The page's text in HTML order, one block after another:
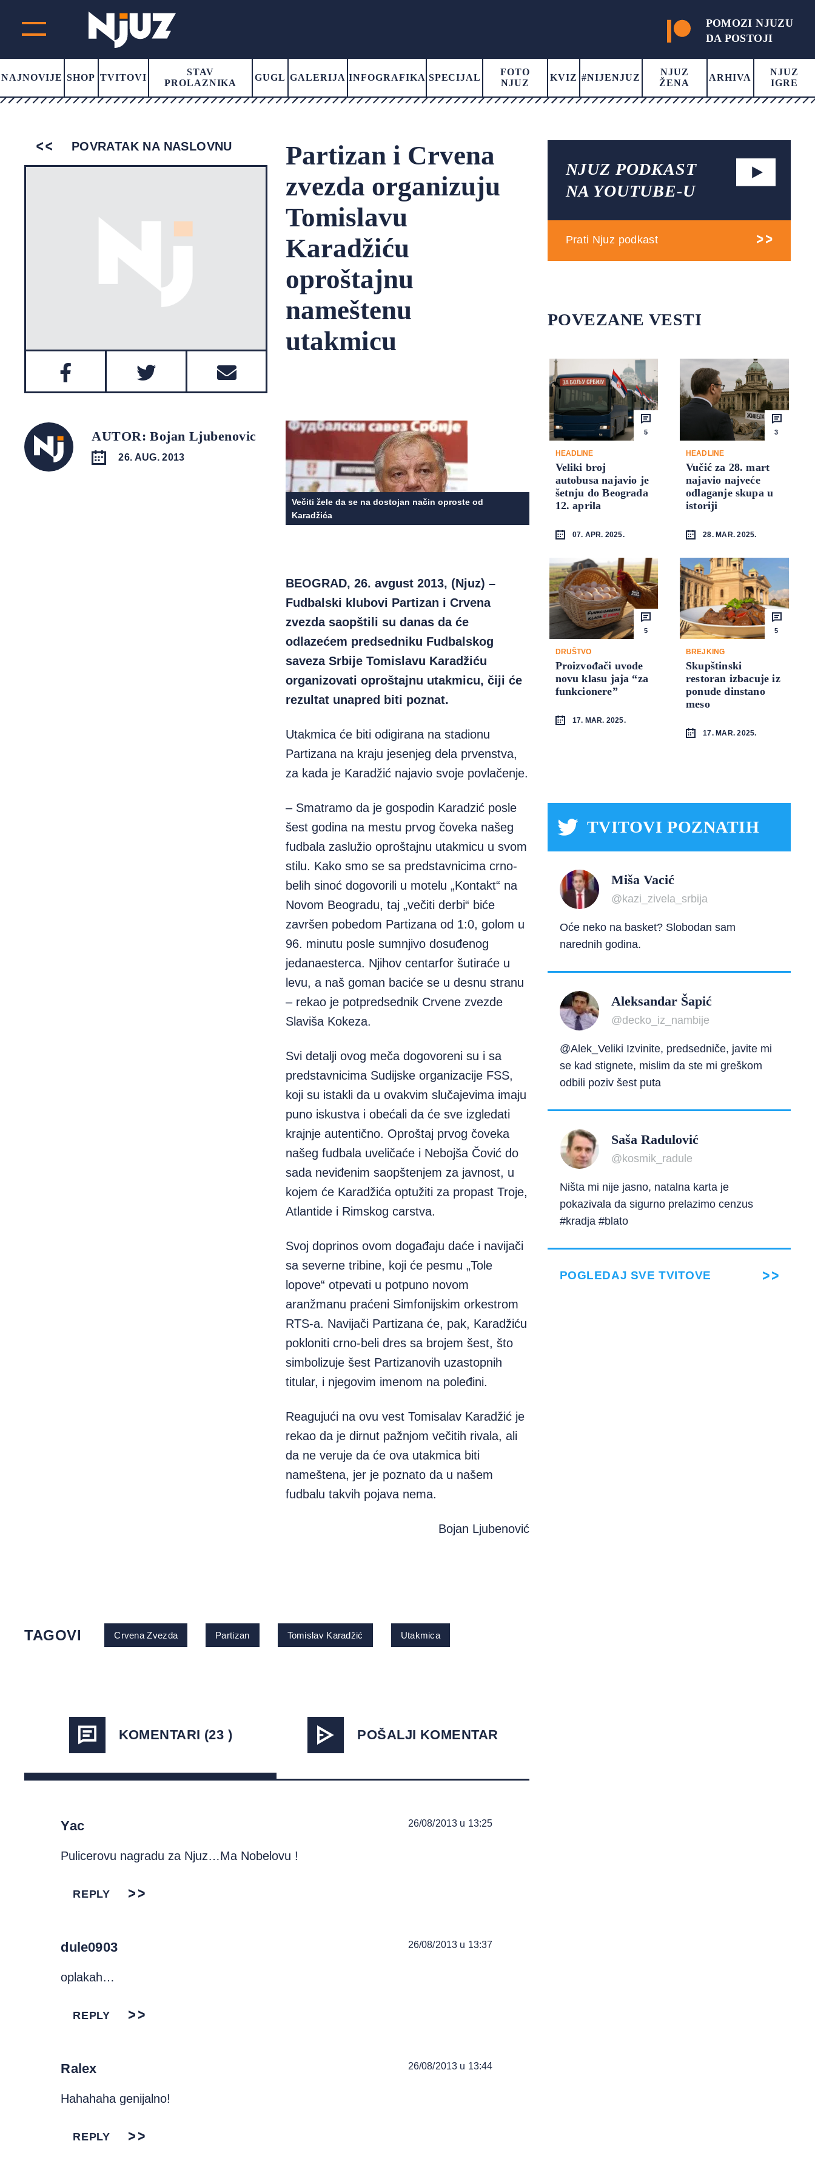
POMOZI NJUZU
DA POSTOJI
NAJNOVIJE SHOP TVITOVI
STAV
PROLAZNIKA
GUGL GALERIJA INFOGRAFIKA SPECIJAL
FOTO
NJUZ
KVIZ #NIJENJUZ
NJUZ
ŽENA
ARHIVA
NJUZ
IGRE
POVRATAK NA NASLOVNU
AUTOR: Bojan Ljubenovic
26. AUG. 2013
Partizan i Crvena
zvezda organizuju
Tomislavu
Karadžiću
oproštajnu
nameštenu
utakmicu
Večiti žele da se na dostojan način oproste od
Karadžića
BEOGRAD, 26. avgust 2013, (Njuz) –
Fudbalski klubovi Partizan i Crvena
zvezda saopštili su danas da će
odlazećem predsedniku Fudbalskog
saveza Srbije Tomislavu Karadžiću
organizovati oproštajnu utakmicu, čiji će
rezultat unapred biti poznat.
Utakmica će biti odigirana na stadionu
Partizana na kraju jesenjeg dela prvenstva,
za kada je Karadžić najavio svoje povlačenje.
– Smatramo da je gospodin Karadzić posle
šest godina na mestu prvog čoveka našeg
fudbala zaslužio oproštajnu utakmicu u svom
stilu. Kako smo se sa predstavnicima crno-
belih sinoć dogovorili u motelu „Kontakt“ na
Novom Beogradu, taj „večiti derbi“ biće
završen pobedom Partizana od 1:0, golom u
96. minutu posle sumnjivo dosuđenog
jedanaesterca. Njihov centarfor šutiraće u
levu, a naš goman baciće se u desnu stranu
– rekao je potpredsednik Crvene zvezde
Slaviša Kokeza.
Svi detalji ovog meča dogovoreni su i sa
predstavnicima Sudijske organizacije FSS,
koji su istakli da u ovakvim slučajevima imaju
puno iskustva i obećali da će sve izgledati
krajnje autentično. Oproštaj prvog čoveka
našeg fudbala uveličaće i Nebojša Čović do
sada neviđenim saopštenjem za javnost, u
kojem će Karadžića optužiti za propast Troje,
Atlantide i Rimskog carstva.
Svoj doprinos ovom događaju daće i navijači
sa severne tribine, koji će pesmu „Tole
lopove“ otpevati u potpuno novom
aranžmanu praćeni Simfonijskim orkestrom
RTS-a. Navijači Partizana će, pak, Karadžiću
pokloniti crno-beli dres sa brojem šest, što
simbolizuje šest Partizanovih uzastopnih
titular, i njegovim imenom na poleđini.
Reagujući na ovu vest Tomisalav Karadžić je
rekao da je dirnut pažnjom večitih rivala, ali
da ne veruje da će ova utakmica biti
nameštena, jer je poznato da u našem
fudbalu takvih pojava nema.
Bojan Ljubenović
TAGOVI Crvena Zvezda Partizan Tomislav Karadžić Utakmica
KOMENTARI (23 ) POŠALJI KOMENTAR
Yac 26/08/2013 u 13:25
Pulicerovu nagradu za Njuz…Ma Nobelovu !
REPLY
dule0903 26/08/2013 u 13:37
oplakah…
REPLY
Ralex 26/08/2013 u 13:44
Hahahaha genijalno!
REPLY
NJUZ PODKAST
NA YOUTUBE-U
Prati Njuz podkast
POVEZANE VESTI
5
HEADLINE
Veliki broj
autobusa najavio je
šetnju do Beograda
12. aprila
07. APR. 2025.
3
HEADLINE
Vučić za 28. mart
najavio najveće
odlaganje skupa u
istoriji
28. MAR. 2025.
5
DRUŠTVO
Proizvođači uvode
novu klasu jaja “za
funkcionere”
17. MAR. 2025.
5
BREJKING
Skupštinski
restoran izbacuje iz
ponude dinstano
meso
17. MAR. 2025.
TVITOVI POZNATIH
Miša Vacić
@kazi_zivela_srbija
Oće neko na basket? Slobodan sam
narednih godina.
Aleksandar Šapić
@decko_iz_nambije
@Alek_Veliki Izvinite, predsedniče, javite mi
se kad stignete, mislim da ste mi greškom
odbili poziv šest puta
Saša Radulović
@kosmik_radule
Ništa mi nije jasno, natalna karta je
pokazivala da sigurno prelazimo cenzus
#kradja #blato
POGLEDAJ SVE TVITOVE